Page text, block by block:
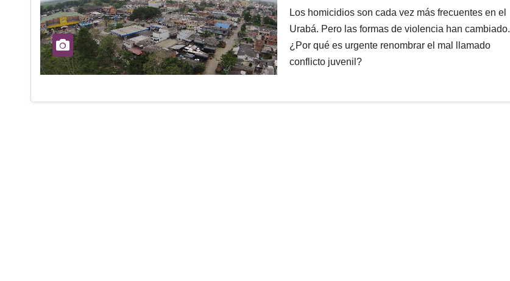
Los homicidios son cada vez más frecuentes en el
Urabá. Pero las formas de violencia han cambiado.
¿Por qué es urgente renombrar el mal llamado
conflicto juvenil?